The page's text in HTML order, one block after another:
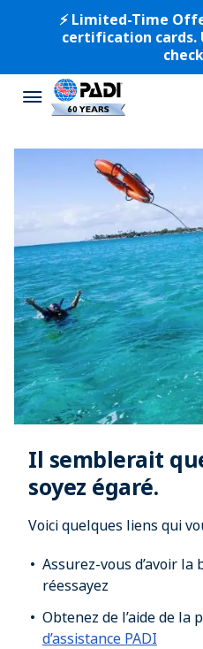
⚡️ Limited-Time
certification cards.
Il semblerait
soyez égaré.
Voici quelques liens qui
Assurez-vous d’avoir
réessayez
Obtenez de l’aide de la
d’assistance PADI